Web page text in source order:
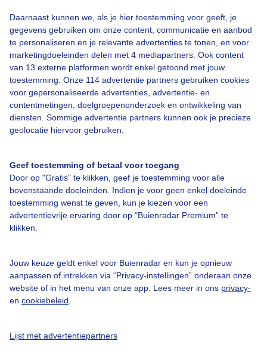
Daarnaast kunnen we, als je hier toestemming voor geeft, je
gegevens gebruiken om onze content, communicatie en aanbod
te personaliseren en je relevante advertenties te tonen, en voor
marketingdoeleinden delen met 4 mediapartners. Ook content
van 13 externe platformen wordt enkel getoond met jouw
toestemming. Onze 114 advertentie partners gebruiken cookies
voor gepersonaliseerde advertenties, advertentie- en
contentmetingen, doelgroepenonderzoek en ontwikkeling van
diensten. Sommige advertentie partners kunnen ook je precieze
geolocatie hiervoor gebruiken.
Geef toestemming of betaal voor toegang
Door op "Gratis" te klikken, geef je toestemming voor alle
bovenstaande doeleinden. Indien je voor geen enkel doeleinde
toestemming wenst te geven, kun je kiezen voor een
advertentievrije ervaring door op “Buienradar Premium” te
klikken.
Jouw keuze geldt enkel voor Buienradar en kun je opnieuw
aanpassen of intrekken via “Privacy-instellingen” onderaan onze
website of in het menu van onze app. Lees meer in ons privacy-
en cookiebeleid
Lijst met advertentiepartners
Bedrijfsgegevens
Veelgestelde vragen
Contact
Adverteren
Buienradar Team
Cookie beleid